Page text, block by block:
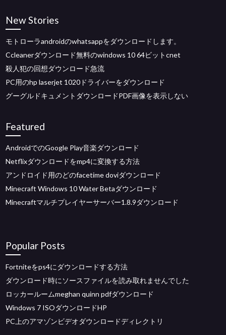
New Stories
モトローラandroidのwhatsappをダウンロードします。
Ccleanerダウンロード無料のwindows 10 64ビットcnet
殺人犯の回想ダウンロード急流
PC用のhp laserjet 1020ドライバーをダウンロード
グーグルドキュメントダウンロードPDF画像を表示しない
Featured
AndroidでのGoogle Play音楽ダウンロード
Netflixダウンロードをmp4に変換する方法
アンドロイド用のどのfacetime doviダウンロード
Minecraft Windows 10 Water Betaダウンロード
Minecraftマルチプレイヤーサーバー1.8.9ダウンロード
Popular Posts
Fortniteをps4にダウンロードする方法
ダウンロード時にソースファイルを読み取れませんでした
ロッカールームmeghan quinn pdfダウンロード
Windows 7 ISOダウンロードHP
PC上のアマゾンビデオダウンロードディレクトリ